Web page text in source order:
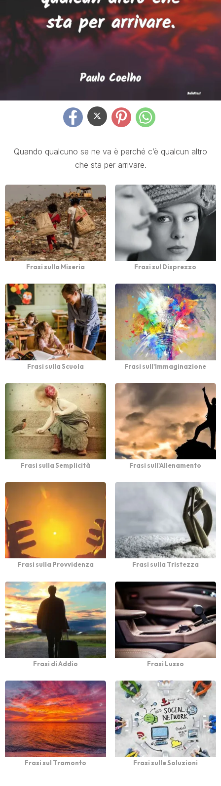
Quando qualcuno se ne va è perché c’è qualcun altro
che sta per arrivare.
Frasi sulla Miseria Frasi sul Disprezzo
Frasi sulla Scuola Frasi sull'Immaginazione
Frasi sulla Semplicità Frasi sull'Allenamento
Frasi sulla Provvidenza Frasi sulla Tristezza
Frasi di Addio Frasi Lusso
Frasi sul Tramonto Frasi sulle Soluzioni